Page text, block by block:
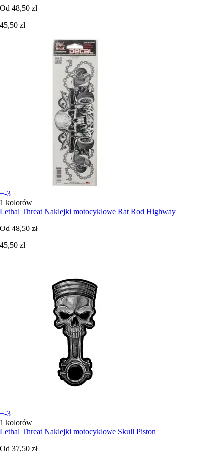
Od 48,50 zł
45,50 zł
+-3
1 kolorów
Lethal Threat Naklejki motocyklowe Rat Rod Highway
Od 48,50 zł
45,50 zł
+-3
1 kolorów
Lethal Threat Naklejki motocyklowe Skull Piston
Od 37,50 zł